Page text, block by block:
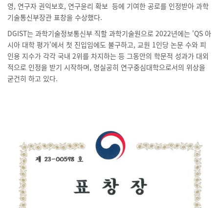
영, 연구자 권익보호, 연구윤리 확보 등에 기여한 공로를 인정받아 과학
기술통신부장관 표창을 수상했다.
DGIST는 과학기술정보통신부 직할 과학기술원으로 2022년에는 'QS 아
시아 대학 평가'에서 첫 진입임에도 불구하고, 교원 1인당 논문 수와 피
인용 지수가 각각 국내 2위를 차지하는 등 그동안의 학문적 성과가 대외
적으로 인정을 받기 시작하며, 명실공히 연구중심대학으로서의 위상을
굳건히 하고 있다.